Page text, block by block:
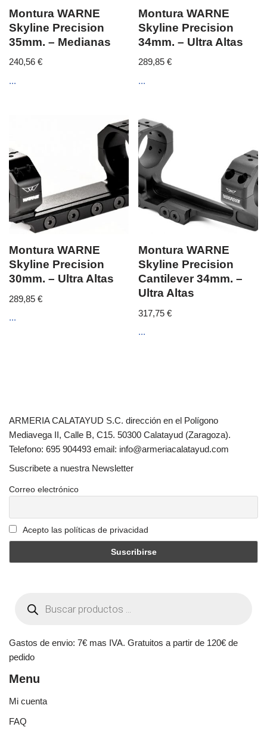
Montura WARNE
Skyline Precision
35mm. – Medianas
240,56 €
...
Montura WARNE
Skyline Precision
34mm. – Ultra Altas
289,85€
...
Montura WARNE
Skyline Precision
30mm. – Ultra Altas
289,85 €
...
Montura WARNE
Skyline Precision
Cantilever 34mm. –
Ultra Altas
317,75€
...
ARMERIA CALATAYUD S.C. dirección en el Polígono
Mediavega II, Calle B, C15. 50300 Calatayud (Zaragoza).
Telefono: 695 904493 email: info@armeriacalatayud.com
Suscribete a nuestra Newsletter
Correo electrónico
Acepto las políticas de privacidad
Gastos de envio: 7€ mas IVA. Gratuitos a partir de 120€ de
pedido
Menu
Mi cuenta
FAQ